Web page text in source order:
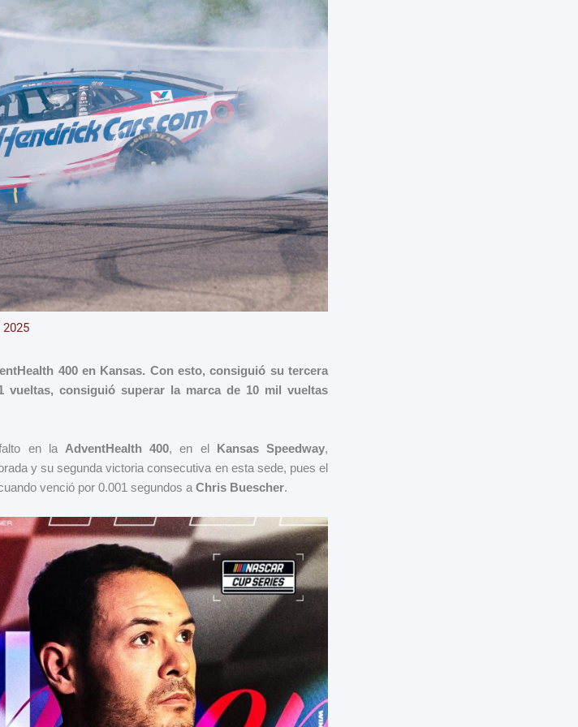
2025
400 en Kansas. Con esto, consiguió su tercera
consiguió superar la marca de 10 mil vueltas
en la AdventHealth 400, en el Kansas Speedway,
y su segunda victoria consecutiva en esta sede, pues el
venció por 0.001 segundos a Chris Buescher.